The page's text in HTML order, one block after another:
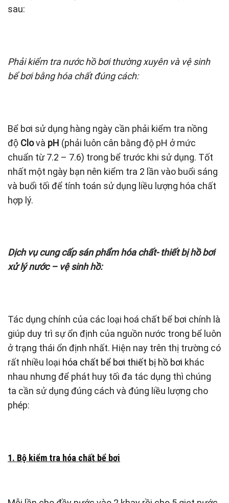
sau:
Phải kiểm tra nước hồ bơi thường xuyên và vệ sinh
bể bơi bằng hóa chất đúng cách:
Bể bơi sử dụng hàng ngày cần phải kiểm tra nồng
độ Clovà pH (phải luôn cân bằng độ pH ở mức
chuẩn từ 7.2 – 7.6) trong bể trước khi sử dụng. Tốt
nhất một ngày bạn nên kiểm tra 2 lần vào buổi sáng
và buổi tối để tính toán sử dụng liều lượng hóa chất
hợp lý.
Dịch vụ cung cấp sán phẩm hóa chất- thiết bị hồ bơi
xử lý nước – vệ sinh hồ:
Tác dụng chính của các loại hoá chất bể bơi chính là
giúp duy trì sự ổn định của nguồn nước trong bể luôn
ở trạng thái ổn định nhất. Hiện nay trên thị trường có
rất nhiều loại hóa chất bể bơi thiết bị hồ bơi khác
nhau nhưng để phát huy tối đa tác dụng thì chúng
ta cần sử dụng đúng cách và đúng liều lượng cho
phép:
1. Bộ kiểm tra hóa chất bể bơi